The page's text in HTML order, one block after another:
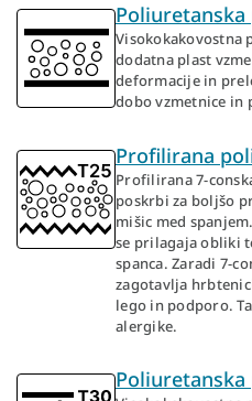
Poliuretanska
Visokokakovostna
dodatna plast
deformacije in
dobo vzmetnice in
Profilirana
Profilirana 7-
poskrbi za boljšo
mišic med
se prilagaja obliki
spanca. Zaradi 7-
zagotavlja
lego in podporo.
alergike.
Poliuretanska